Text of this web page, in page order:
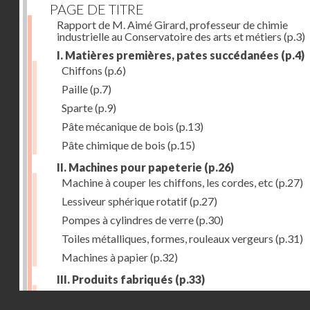
PAGE DE TITRE
Rapport de M. Aimé Girard, professeur de chimie
industrielle au Conservatoire des arts et métiers (p.3)
I. Matières premières, pates succédanées (p.4)
Chiffons (p.6)
Paille(p.7)
Sparte(p.9)
Pâte mécanique de bois (p.13)
Pâte chimique de bois (p.15)
II. Machines pour papeterie (p.26)
Machine à couper les chiffons, les cordes, etc (p.27)
Lessiveur sphérique rotatif(p.27)
Pompes à cylindres de verre(p.30)
Toiles métalliques, formes, rouleaux vergeurs (p.31)
Machines à papier(p.32)
III. Produits fabriqués (p.33)
Papiers à journaux(p.39)